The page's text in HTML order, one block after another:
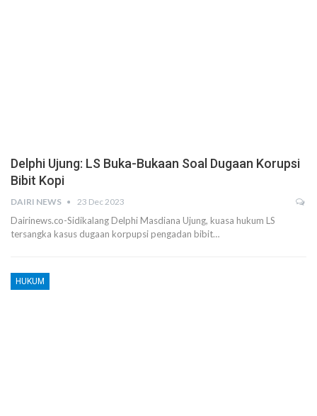
Delphi Ujung: LS Buka-Bukaan Soal Dugaan Korupsi
Bibit Kopi
DAIRI NEWS 23 Dec 2023
Dairinews.co-Sidikalang Delphi Masdiana Ujung, kuasa hukum LS
tersangka kasus dugaan korpupsi pengadan bibit…
HUKUM